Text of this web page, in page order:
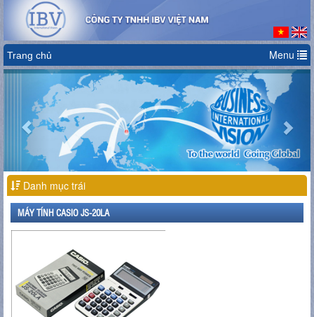
Trang chủ Menu
Previous
Danh mục trái
MÁY TÍNH CASIO JS-20LA